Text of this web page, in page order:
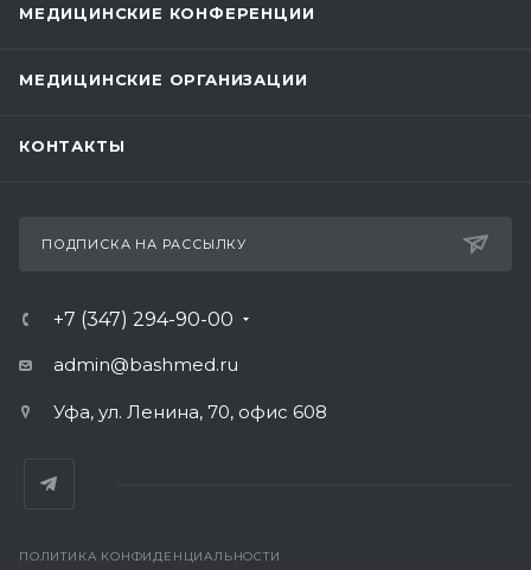
МЕДИЦИНСКИЕ КОНФЕРЕНЦИИ
МЕДИЦИНСКИЕ ОРГАНИЗАЦИИ
КОНТАКТЫ
ПОДПИСКА НА РАССЫЛКУ
+7 (347) 294-90-00
admin@bashmed.ru
Уфа, ул. Ленина, 70, офис 608
ПОЛИТИКА КОНФИДЕНЦИАЛЬНОСТИ